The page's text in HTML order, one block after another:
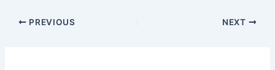
PREVIOUS NEXT